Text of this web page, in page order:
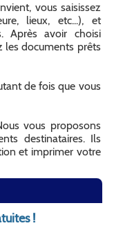
vous saisissez
lieux, etc...), et
Après avoir choisi
les documents prêts
de fois que vous
vous proposons
destinataires. Ils
et imprimer votre
!